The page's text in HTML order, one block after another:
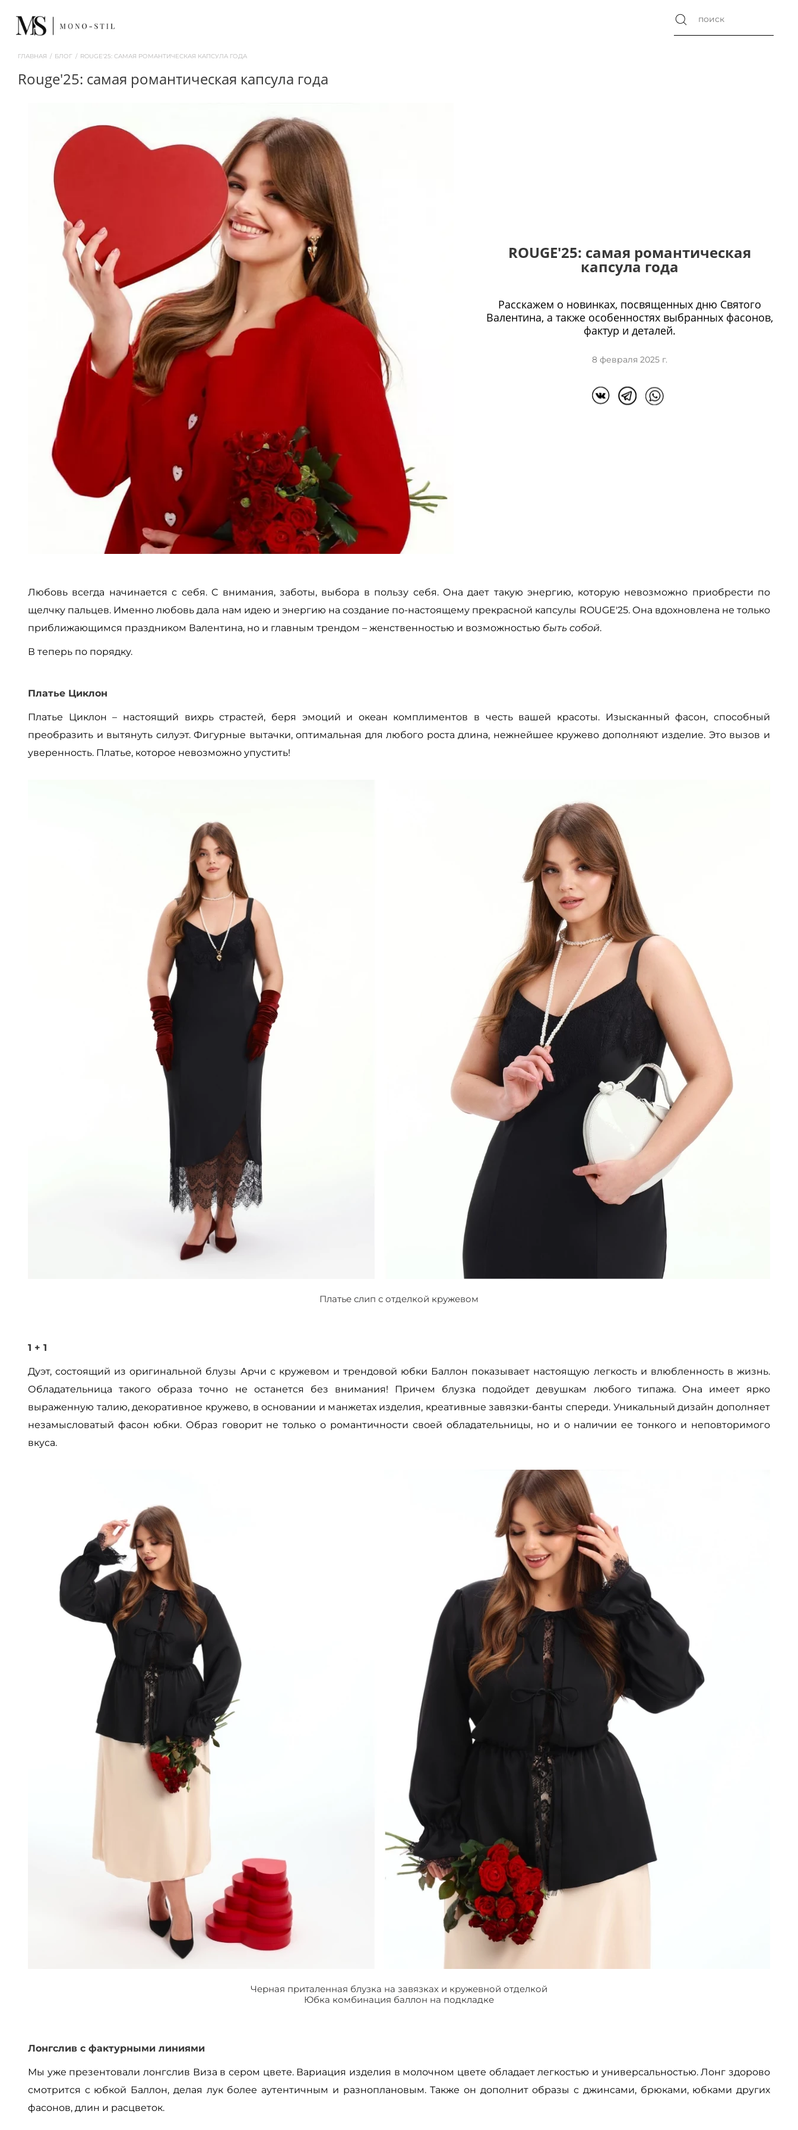
ГЛАВНАЯ / БЛОГ / ROUGE'25: САМАЯ РОМАНТИЧЕСКАЯ КАПСУЛА ГОДА
rouge'25: самая романтическая капсула года
ROUGE'25: самая романтическая
капсула года
Расскажем о новинках, посвященных дню Святого
Валентина, а также особенностях выбранных фасонов,
фактур и деталей.
8 февраля 2025 г.
Любовь всегда начинается с себя. С внимания, заботы, выбора в пользу себя. Она дает такую энергию, которую невозможно приобрести по
щелчку пальцев. Именно любовь дала нам идею и энергию на создание по-настоящему прекрасной капсулы ROUGE'25. Она вдохновлена не только
приближающимся праздником Валентина, но и главным трендом – женственностью и возможностью быть собой.
В теперь по порядку.
Платье Циклон
Платье Циклон – настоящий вихрь страстей, беря эмоций и океан комплиментов в честь вашей красоты. Изысканный фасон, способный
преобразить и вытянуть силуэт. Фигурные вытачки, оптимальная для любого роста длина, нежнейшее кружево дополняют изделие. Это вызов и
уверенность. Платье, которое невозможно упустить!
Платье слип с отделкой кружевом
1 + 1
Дуэт, состоящий из оригинальной блузы Арчи с кружевом и трендовой юбки Баллон показывает настоящую легкость и влюбленность в жизнь.
Обладательница такого образа точно не останется без внимания! Причем блузка подойдет девушкам любого типажа. Она имеет ярко
выраженную талию, декоративное кружево, в основании и манжетах изделия, креативные завязки-банты спереди. Уникальный дизайн дополняет
незамысловатый фасон юбки. Образ говорит не только о романтичности своей обладательницы, но и о наличии ее тонкого и неповторимого
вкуса.
Черная приталенная блузка на завязках и кружевной отделкой
Юбка комбинация баллон на подкладке
Лонгслив с фактурными линиями
Мы уже презентовали лонгслив Виза в сером цвете. Вариация изделия в молочном цвете обладает легкостью и универсальностью. Лонг здорово
смотрится с юбкой Баллон, делая лук более аутентичным и разноплановым. Также он дополнит образы с джинсами, брюками, юбками других
фасонов, длин и расцветок.